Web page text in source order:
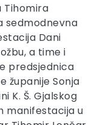
Tihomira
sedmodnevna
Dani
a time i
predsjednica
županije Sonja
K. Š. Gjalskog
manifestacija u